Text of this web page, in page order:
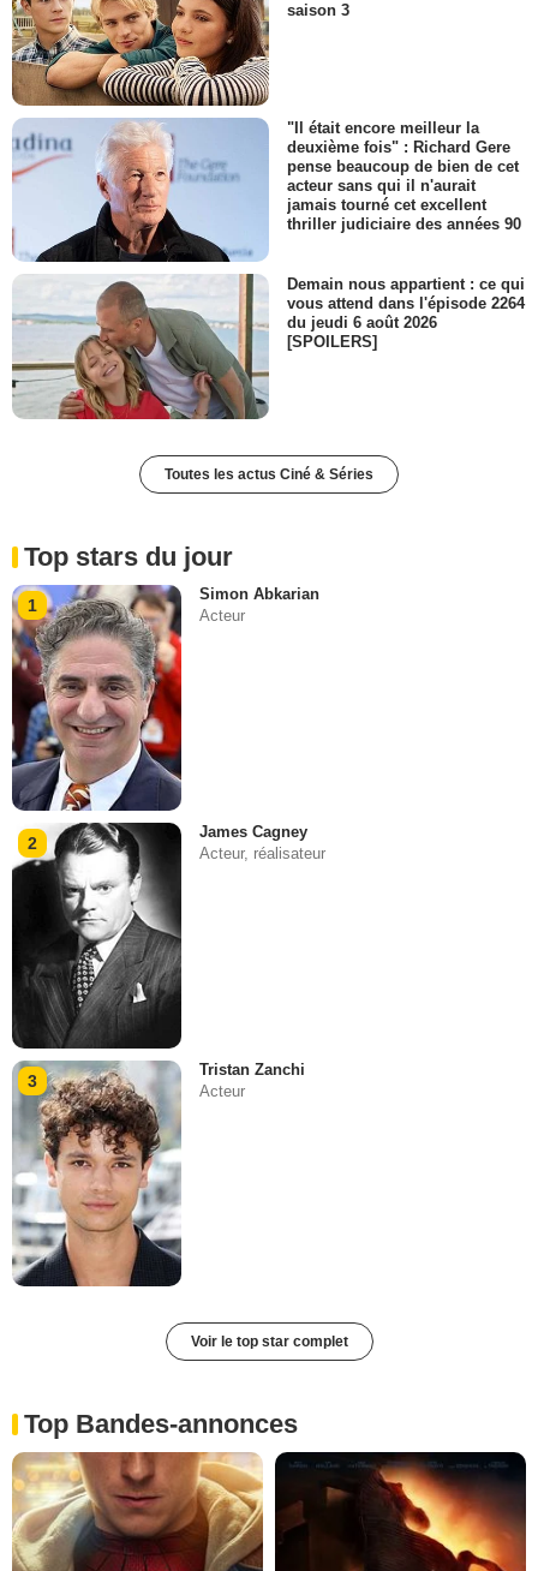
saison 3
"Il était encore meilleur la
deuxième fois" : Richard Gere
pense beaucoup de bien de cet
acteur sans qui il n'aurait
jamais tourné cet excellent
thriller judiciaire des années 90
Demain nous appartient : ce qui
vous attend dans l'épisode 2264
du jeudi 6 août 2026
[SPOILERS]
Toutes les actus Ciné & Séries
Top stars du jour
1
Simon Abkarian
Acteur
2
James Cagney
Acteur, réalisateur
3
Tristan Zanchi
Acteur
Voir le top star complet
Top Bandes-annonces